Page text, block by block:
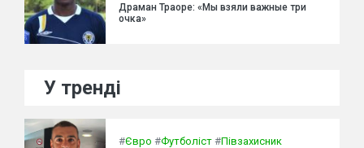
Драман Траоре: «Мы взяли важные три
очка»
У тренді
#Євро #Футболіст #Півзахисник